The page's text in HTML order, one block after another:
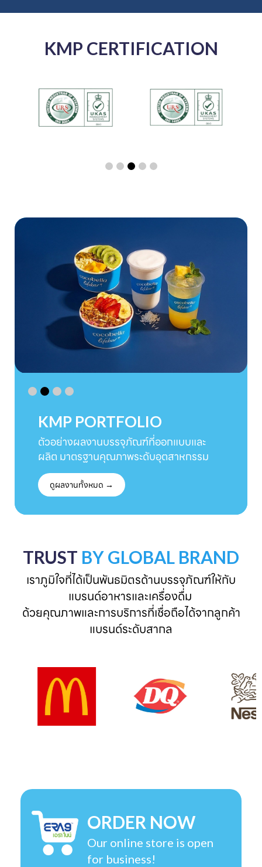
KMP CERTIFICATION
KMP PORTFOLIO
ตัวอย่างผลงานบรรจุภัณฑ์ที่ออกแบบและ
ผลิต มาตรฐานคุณภาพระดับอุตสาหกรรม
ดูผลงานทั้งหมด →
TRUST BY GLOBAL BRAND
เราภูมิใจที่ได้เป็นพันธมิตรด้านบรรจุภัณฑ์ให้กับ
แบรนด์อาหารและเครื่องดื่ม
ด้วยคุณภาพและการบริการที่เชื่อถือได้จากลูกค้า
แบรนด์ระดับสากล
ORDER NOW
Our online store is open
for business!